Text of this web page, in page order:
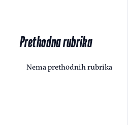
Prethodna rubrika
Nema prethodnih rubrika